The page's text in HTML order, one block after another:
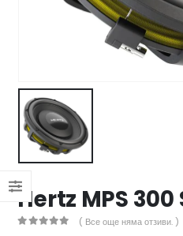
Hertz MPS 300
( Все още няма отзиви. )